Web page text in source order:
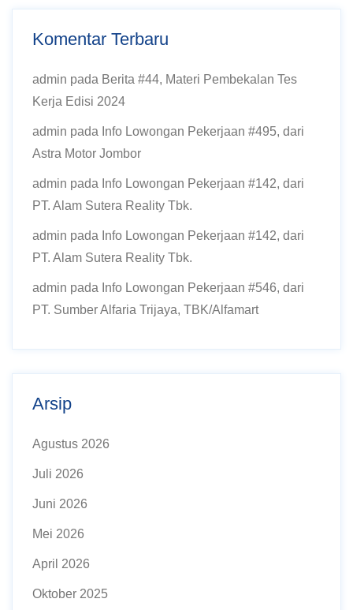
Komentar Terbaru
admin pada Berita #44, Materi Pembekalan Tes
Kerja Edisi 2024
admin pada Info Lowongan Pekerjaan #495, dari
Astra Motor Jombor
admin pada Info Lowongan Pekerjaan #142, dari
PT. Alam Sutera Reality Tbk.
admin pada Info Lowongan Pekerjaan #142, dari
PT. Alam Sutera Reality Tbk.
admin pada Info Lowongan Pekerjaan #546, dari
PT. Sumber Alfaria Trijaya, TBK/Alfamart
Arsip
Agustus 2026
Juli 2026
Juni 2026
Mei 2026
April 2026
Oktober 2025